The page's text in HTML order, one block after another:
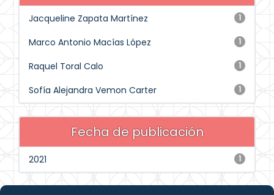
1
Jacqueline Zapata Martínez
1
Marco Antonio Macías López
1
Raquel Toral Calo
1
Sofía Alejandra Vemon Carter
Fecha de publicación
1
2021